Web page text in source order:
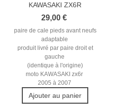
KAWASAKI ZX6R
2005/2007 REPOSE...
29,00 €
paire de cale pieds avant neufs
adaptable
produit livré par paire droit et
gauche
(identique à l'origine)
moto KAWASAKI zx6r
2005 à 2007
Ajouter au panier